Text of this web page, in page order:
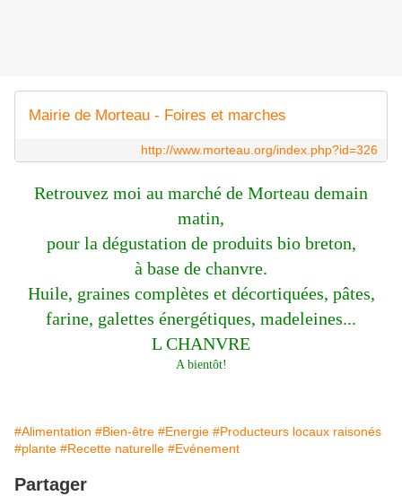
Mairie de Morteau - Foires et marches
http://www.morteau.org/index.php?id=326
Retrouvez moi au marché de Morteau demain
matin,
pour la dégustation de produits bio breton,
à base de chanvre.
Huile, graines complètes et décortiquées, pâtes,
farine, galettes énergétiques, madeleines...
L CHANVRE
A bientôt!
#Alimentation #Bien-être #Energie #Producteurs locaux raisonés
#plante #Recette naturelle #Evénement
Partager